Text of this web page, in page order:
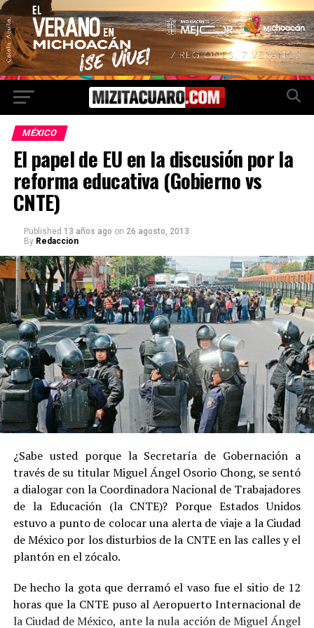
MÉXICO
El papel de EU en la discusión por la
reforma educativa (Gobierno vs
CNTE)
Published 13 años ago on 26 agosto, 2013
By Redaccion
¿Sabe usted porque la Secretaría de Gobernación a
través de su titular Miguel Ángel Osorio Chong, se sentó
a dialogar con la Coordinadora Nacional de Trabajadores
de la Educación (la CNTE)? Porque Estados Unidos
estuvo a punto de colocar una alerta de viaje a la Ciudad
de México por los disturbios de la CNTE en las calles y el
plantón en el zócalo.
De hecho la gota que derramó el vaso fue el sitio de 12
horas que la CNTE puso al Aeropuerto Internacional de
la Ciudad de México, ante la nula acción de Miguel Ángel